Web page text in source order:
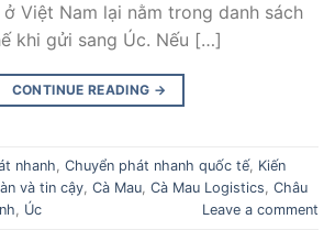
Việt Nam lại nằm trong danh sách
khi gửi sang Úc. Nếu […]
CONTINUE READING →
nhanh Chuyển phát nhanh quốc tế, Kiến
và tin cậy Cà Mau Cà Mau Logistics Châu
Úc Leave a comment